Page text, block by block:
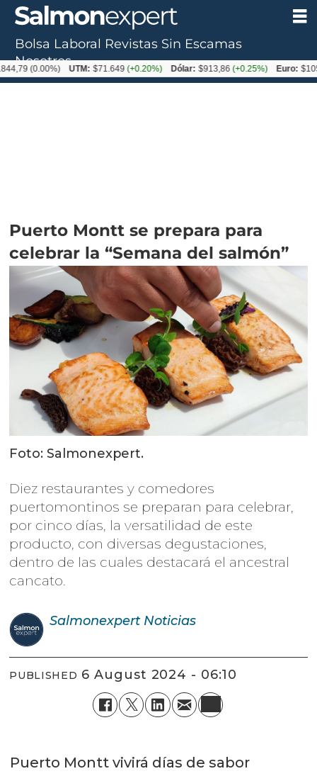
Puerto Montt se prepara para
celebrar la “Semana del salmón”
Foto: Salmonexpert.
Diez restaurantes y comedores
puertomontinos se preparan para celebrar,
por cinco días, la versatilidad de este
producto, con diversas degustaciones,
dentro de las cuales destacará el ancestral
cancato.
Salmonexpert Noticias
PUBLISHED 6 August 2024 - 06:10
Puerto Montt vivirá días de sabor
Bolsa Laboral Revistas Sin Escamas
Nosotros
UTM: $71.649 (+0.20%) Dólar: $913,86 (+0.25%) Euro: $1053,08(-